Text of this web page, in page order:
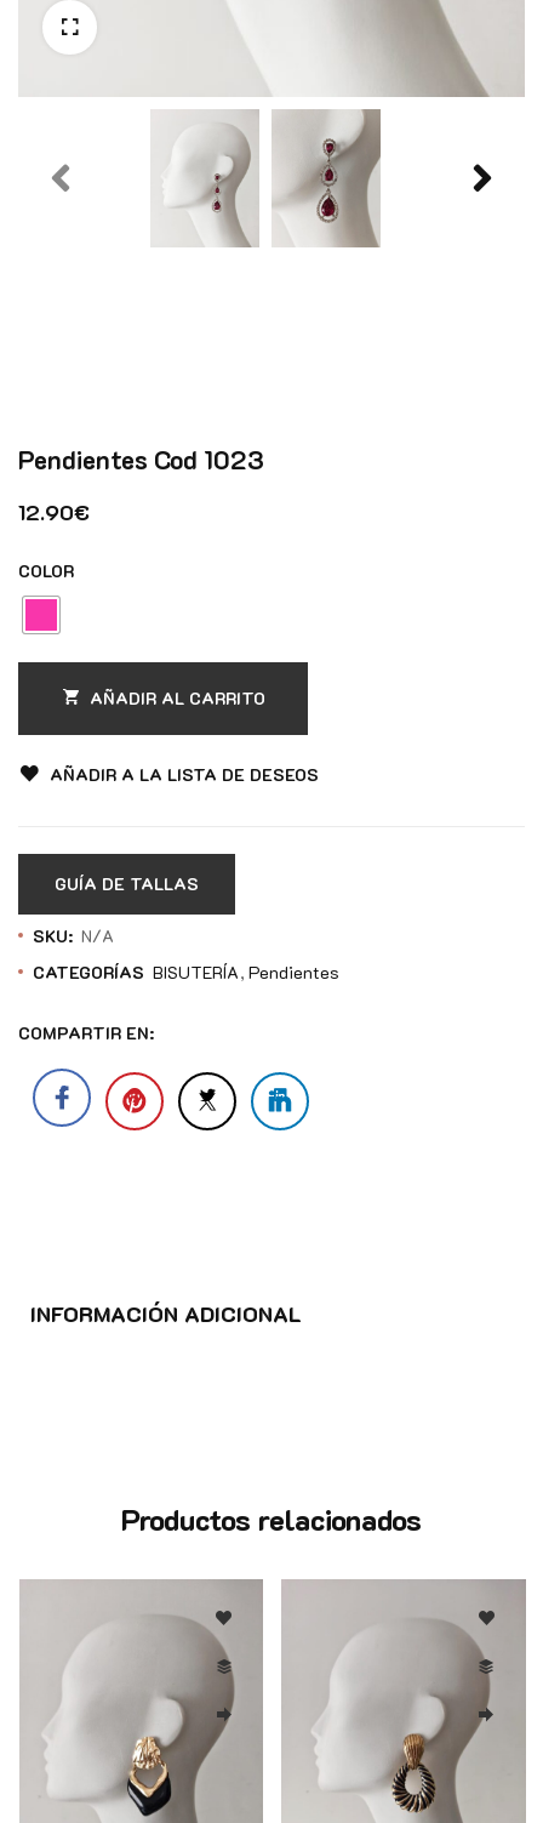
Pendientes Cod 1023
12.90€
COLOR
AÑADIR AL CARRITO
AÑADIR A LA LISTA DE DESEOS
GUÍA DE TALLAS
SKU: N/A
CATEGORÍAS BISUTERÍA Pendientes
COMPARTIR EN:
INFORMACIÓN ADICIONAL
Productos relacionados